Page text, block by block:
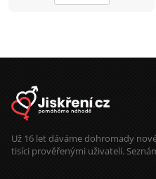
Už 16 let dáváme dohromady
tisíci prověřenými uživateli.